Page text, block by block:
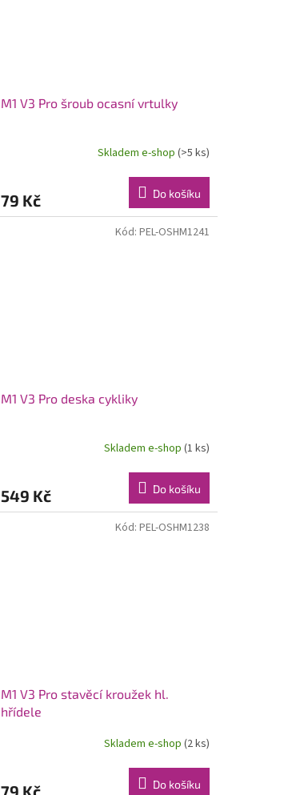
M1 V3 Pro šroub ocasní vrtulky
Skladem e-shop (>5 ks)
79 Kč Do košíku
M1 V3 Pro deska cykliky
Skladem e-shop (1 ks)
549 Kč Do košíku
Kód: PEL-OSHM1241
M1 V3 Pro stavěcí kroužek hl.
hřídele
Skladem e-shop (2 ks)
79 Kč Do košíku
Kód: PEL-OSHM1238